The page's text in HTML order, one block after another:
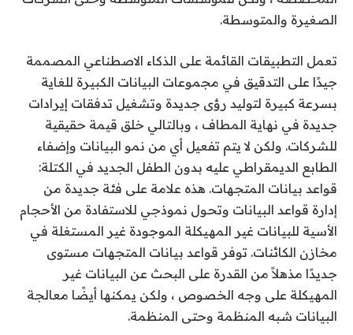
الصغيرة والمتوسطة.
تعمل التطبيقات القائمة على الذكاء الاصطناعي المصممة
جيدًا على التدقيق في مجموعات البيانات الكبيرة للغاية
بسرعة كبيرة لتوليد رؤى جديدة وتشغيل تدفقات إيرادات
جديدة في نهاية المطاف ، وبالتالي خلق قيمة حقيقية
للشركات. ولكن لا يتم تفعيل أي من نمو البيانات وإضفاء
الطابع الديمقراطي عليه بدون الطفل الجديد في الكتلة:
قواعد بيانات المتجهات. هذه علامة على فئة جديدة من
إدارة قواعد البيانات وتحول نموذجي للاستفادة من الأحجام
الأسية للبيانات غير المهيكلة الموجودة غير المستغلة في
مخازن الكائنات. توفر قواعد بيانات المتجهات مستوى
جديدًا مذهلاً من القدرة على البحث عن البيانات غير
المهيكلة على وجه الخصوص ، ولكن يمكنها أيضًا معالجة
البيانات شبه المنظمة وحتى المنظمة.